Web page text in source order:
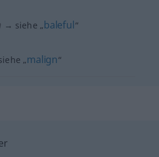
→ siehe „baleful“
sinister → siehe „malign“